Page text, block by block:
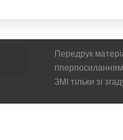
Передрук
ЗМІ тільки зі